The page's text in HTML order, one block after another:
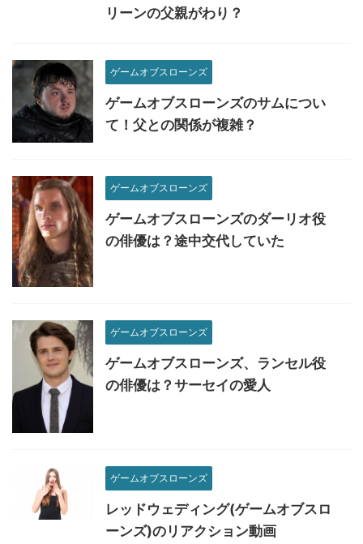
リーンの父親がわり？
ゲームオブスローンズ
ゲームオブスローンズのサムについ
て！父との関係が複雑？
ゲームオブスローンズ
ゲームオブスローンズのダーリオ役
の俳優は？途中交代していた
ゲームオブスローンズ
ゲームオブスローンズ、ランセル役
の俳優は？サーセイの愛人
ゲームオブスローンズ
レッドウェディング(ゲームオブスロ
ーンズ)のリアクション動画